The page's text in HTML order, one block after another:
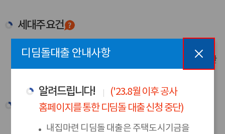
세대주 요건
대출접수일 현재 세대주로서 세대주를 포함한 세대원
전원이 무주택 으로 단독세대주를 포함하되 만 30세 미만
소득 요건
부부합산 연소득 60백만원 이하 (단, 생애최초, 2자녀
디딤돌대출 안내사항
알려드립니다!
('23.8월 이후 공사
홈페이지를 통한 디딤돌 대출 신청 중단)
내집마련 디딤돌 대출은 주택도시기금을